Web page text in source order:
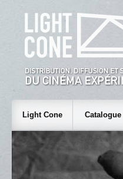
Light Cone Catalogue